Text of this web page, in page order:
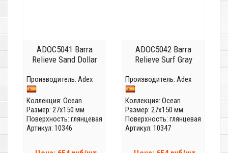
ADOC5041 Barra
Relieve Sand Dollar
Производитель: Adex
Коллекция: Ocean
Размер: 27x150 мм
Поверхность: глянцевая
Артикул: 10346
ADOC5042 Barra
Relieve Surf Gray
Производитель: Adex
Коллекция: Ocean
Размер: 27x150 мм
Поверхность: глянцевая
Артикул: 10347